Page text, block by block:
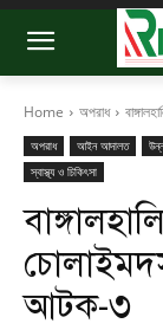
Home অপরাধ
অপরাধ আইন আদালত
স্বাস্থ্য ও চিকিৎসা
আটক-৩